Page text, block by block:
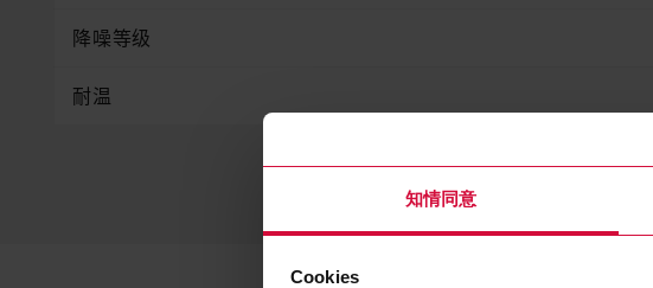
知情同意
Cookies
降噪等级
耐温